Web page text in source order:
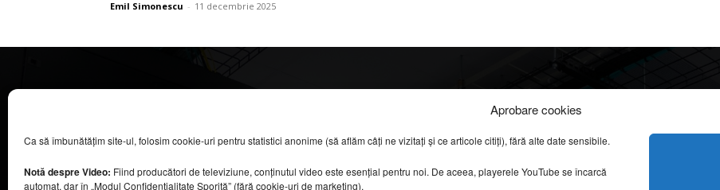
Aprobare cookies
Ca să îmbunătățim site-ul, folosim cookie-uri pentru statistici anonime (să aflăm câți ne vizitați și ce articole citiți), fără alte date sensibile.
Notă despre Video: Fiind producători de televiziune, conținutul video este esențial pentru noi. De aceea, playerele YouTube se încarcă
automat, dar în „Modul Confidențialitate Sporită” (fără cookie-uri de marketing).
Emil Simonescu - 11 decembrie 2025
©2026 COOL MEDIA BROADCASTING & EVENTS SRL.
Contacte în secțiunea „Despre noi”.
Info
DESPRE NOI
CONFIDENȚIALITATE & COOKIES
apreciate